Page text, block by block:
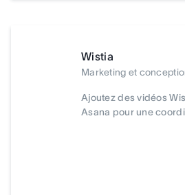
Wistia
Marketing et
Ajoutez des vidéos
Asana pour une